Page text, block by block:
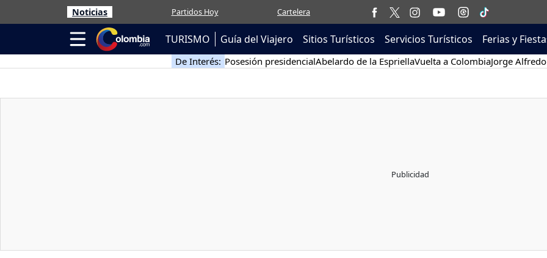
Noticias Partidos Hoy Cartelera
TURISMO Guía del Viajero Sitios Turísticos Servicios Turísticos Ferias y
De Interés: Posesión presidencialAbelardo de la EspriellaVuelta a ColombiaJorge